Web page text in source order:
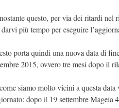
questo, per via dei ritardi nel
più tempo per eseguire
porta quindi una nuova data di
2015, ovvero tre mesi dopo il
siamo molto vicini a questa
dopo il 19 settembre Mageia